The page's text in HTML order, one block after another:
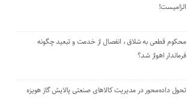
الزامیست!
محکوم قطعی به شلاق ، انفصال از خدمت و تبعید چگونه
فرماندار اهواز شد؟
تحول داده‌محور در مدیریت کالاهای صنعتی پالایش گاز هویزه